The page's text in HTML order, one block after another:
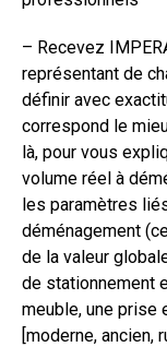
– Recevez
représentant de
définir avec
correspond le
là, pour vous
volume réel à
les paramètres
déménagement
de la valeur
de stationnement
meuble, une prise
[moderne, ancien,